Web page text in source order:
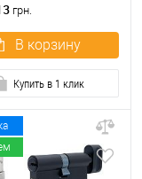
грн.
В корзину
Купить в 1 клик